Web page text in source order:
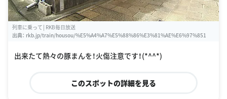
列車に乗って│RKB毎日放送
出典： rkb.jp/train/housou/%E5%A4%A7%E5%88%86%E3%81%AE%E6%97%851
出来たて熱々の豚まんを！火傷注意です！(*^^*)
このスポットの詳細を見る